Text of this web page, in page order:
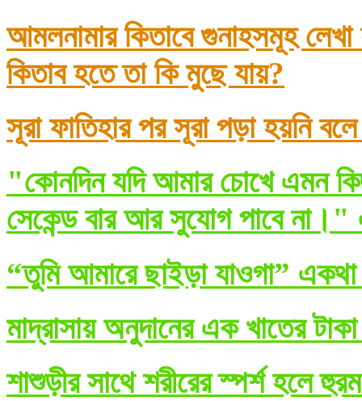
আমলনামার কিতাবে গুনাহসমূহ
কিতাব হতে তা কি মুছে যায়?
সূরা ফাতিহার পর সূরা পড়া হয়নি
"কোনদিন যদি আমার চোখে এমন
সেকেন্ড বার আর সুযোগ পাবে না।"
“তুমি আমারে ছাইড়া যাওগা” একথা
মাদ্রাসায় অনুদানের এক খাতের
শাশুড়ীর সাথে শরীরের স্পর্শ হলে